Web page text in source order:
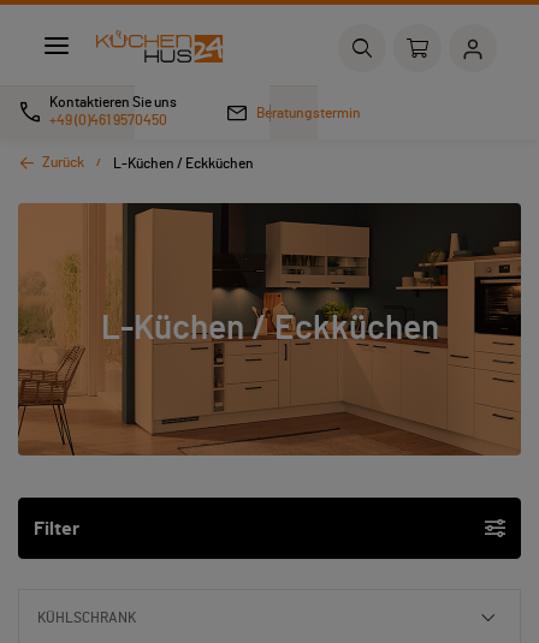
Kontaktieren Sie uns
+49 (0)461 9570450
Beratungstermin
Zurück L-Küchen / Eckküchen
L-Küchen / Eckküchen
Filter
KÜHLSCHRANK